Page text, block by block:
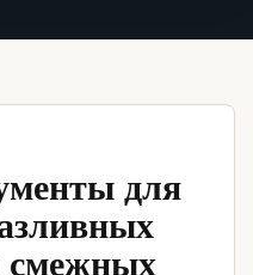
для
смежных